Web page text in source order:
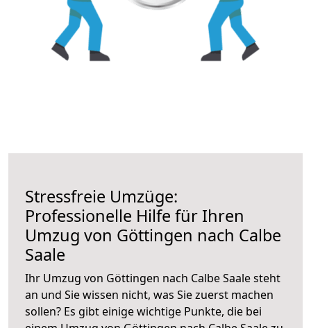
Stressfreie Umzüge:
Professionelle Hilfe für Ihren
Umzug von Göttingen nach Calbe
Saale
Ihr Umzug von Göttingen nach Calbe Saale steht
an und Sie wissen nicht, was Sie zuerst machen
sollen? Es gibt einige wichtige Punkte, die bei